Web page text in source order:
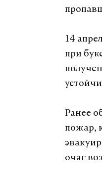
14
при
Ранее
пожар,
очаг